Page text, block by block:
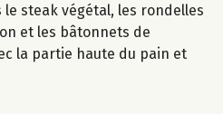
steak végétal, les rondelles
et les bâtonnets de
la partie haute du pain et